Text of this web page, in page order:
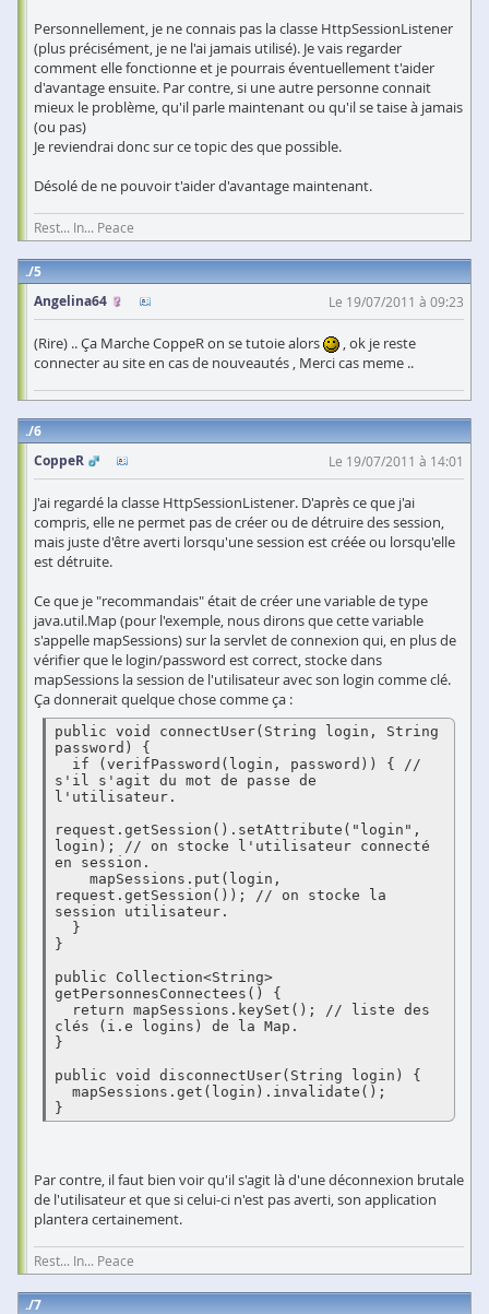
Personnellement, je ne connais pas la classe HttpSessionListener
(plus précisément, je ne l'ai jamais utilisé). Je vais regarder
comment elle fonctionne et je pourrais éventuellement t'aider
d'avantage ensuite. Par contre, si une autre personne connait
mieux le problème, qu'il parle maintenant ou qu'il se taise à jamais
(ou pas)
Je reviendrai donc sur ce topic des que possible.
Désolé de ne pouvoir t'aider d'avantage maintenant.
Rest... In... Peace
5
Angelina64
Le 19/07/2011 à 09:23
(Rire) .. Ça Marche CoppeR on se tutoie alors
, ok je reste
connecter au site en cas de nouveautés , Merci cas meme ..
6
CoppeR
Le 19/07/2011 à 14:01
J'ai regardé la classe HttpSessionListener. D'après ce que j'ai
compris, elle ne permet pas de créer ou de détruire des session,
mais juste d'être averti lorsqu'une session est créée ou lorsqu'elle
est détruite.
Ce que je "recommandais" était de créer une variable de type
java.util.Map (pour l'exemple, nous dirons que cette variable
s'appelle mapSessions) sur la servlet de connexion qui, en plus de
vérifier que le login/password est correct, stocke dans
mapSessions la session de l'utilisateur avec son login comme clé.
Ça donnerait quelque chose comme ça :
public void connectUser(String login, String
password) {
s'il s'agit du mot de passe de
l'utilisateur.
request.getSession().setAttribute("login",
login); // on stocke l'utilisateur connecté
en session.
request.getSession()); // on stocke la
session utilisateur.
}
public Collection<String>
getPersonnesConnectees() {
clés (i.e logins) de la Map.
}
public void disconnectUser(String login) {
Par contre, il faut bien voir qu'il s'agit là d'une déconnexion brutale
de l'utilisateur et que si celui-ci n'est pas averti, son application
plantera certainement.
Rest... In... Peace
7